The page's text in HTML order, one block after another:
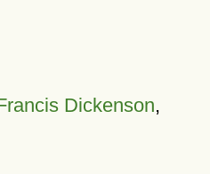
Dickenson,